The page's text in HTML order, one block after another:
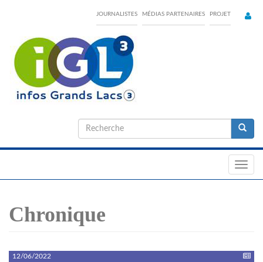
content
JOURNALISTES MÉDIAS PARTENAIRES PROJET
Formulaire
de
Chronique
12/06/2022